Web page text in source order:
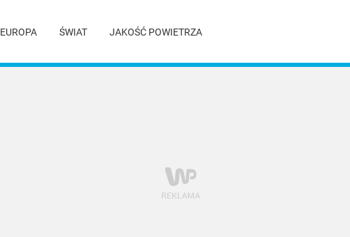
EUROPA ŚWIAT JAKOŚĆ POWIETRZA